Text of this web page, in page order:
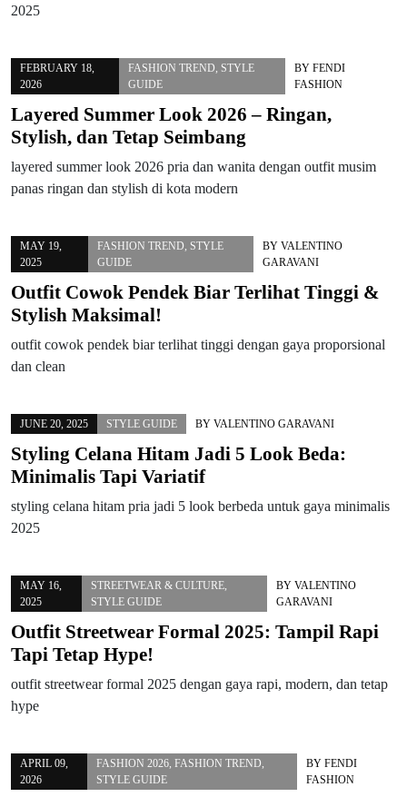
2025
FEBRUARY 18,
2026
FASHION TREND STYLE
GUIDE
BYFENDI
FASHION
Layered Summer Look 2026 – Ringan,
Stylish, dan Tetap Seimbang
layered summer look 2026 pria dan wanita dengan outfit musim
panas ringan dan stylish di kota modern
MAY 19,
2025
FASHION TREND STYLE
GUIDE
BY VALENTINO
GARAVANI
Outfit Cowok Pendek Biar Terlihat Tinggi &
Stylish Maksimal!
outfit cowok pendek biar terlihat tinggi dengan gaya proporsional
dan clean
JUNE 20, 2025 STYLE GUIDE BY VALENTINO GARAVANI
Styling Celana Hitam Jadi 5 Look Beda:
Minimalis Tapi Variatif
styling celana hitam pria jadi 5 look berbeda untuk gaya minimalis
2025
MAY 16,
2025
STREETWEAR & CULTURE
STYLE GUIDE
BYVALENTINO
GARAVANI
Outfit Streetwear Formal 2025: Tampil Rapi
Tapi Tetap Hype!
outfit streetwear formal 2025 dengan gaya rapi, modern, dan tetap
hype
APRIL 09,
2026
FASHION 2026, FASHION TREND
STYLE GUIDE
BY FENDI
FASHION